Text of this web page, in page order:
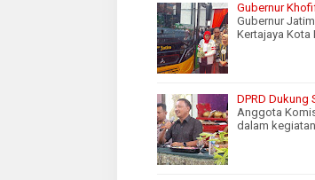
Gubernur
Gubernur
Kertajaya
DPRD
Anggota
dalam